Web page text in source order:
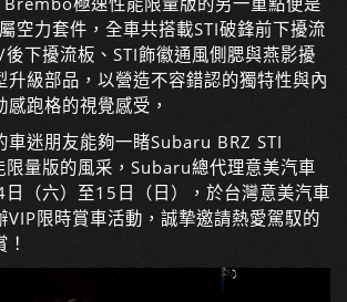
空力套件，全車共搭載STI破鋒前下擾流
下擾流板、STI飾徽通風側腮與燕影擾
升級部品，以營造不容錯認的獨特性與內
跑格的視覺感受，
車迷朋友能夠一睹Subaru BRZ STI
量版的風采，Subaru總代理意美汽車
（六）至15日（日），於台灣意美汽車
VIP限時賞車活動，誠摯邀請熱愛駕馭的